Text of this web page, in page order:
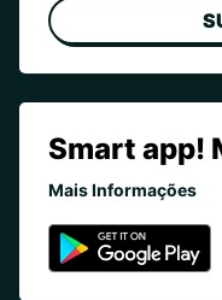
Smart app!
Mais Informações